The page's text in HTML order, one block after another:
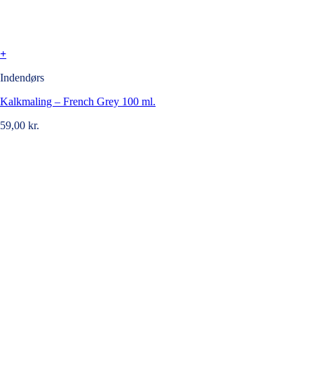
+
Indendørs
Kalkmaling – French Grey 100 ml.
59,00 kr.